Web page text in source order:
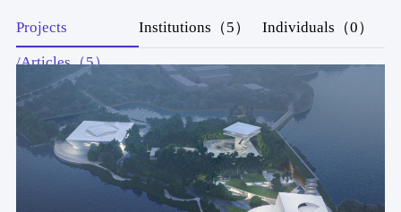
自2001年启动建设至2020年纳入大湾区综合
性国家科学中心先行启动区的发展历程，设
置公共艺术、主题展、文献展、特邀机构、
改造设计及公共项目六大板块。
Projects
/Articles（5）
Institutions（5） Individuals（0）